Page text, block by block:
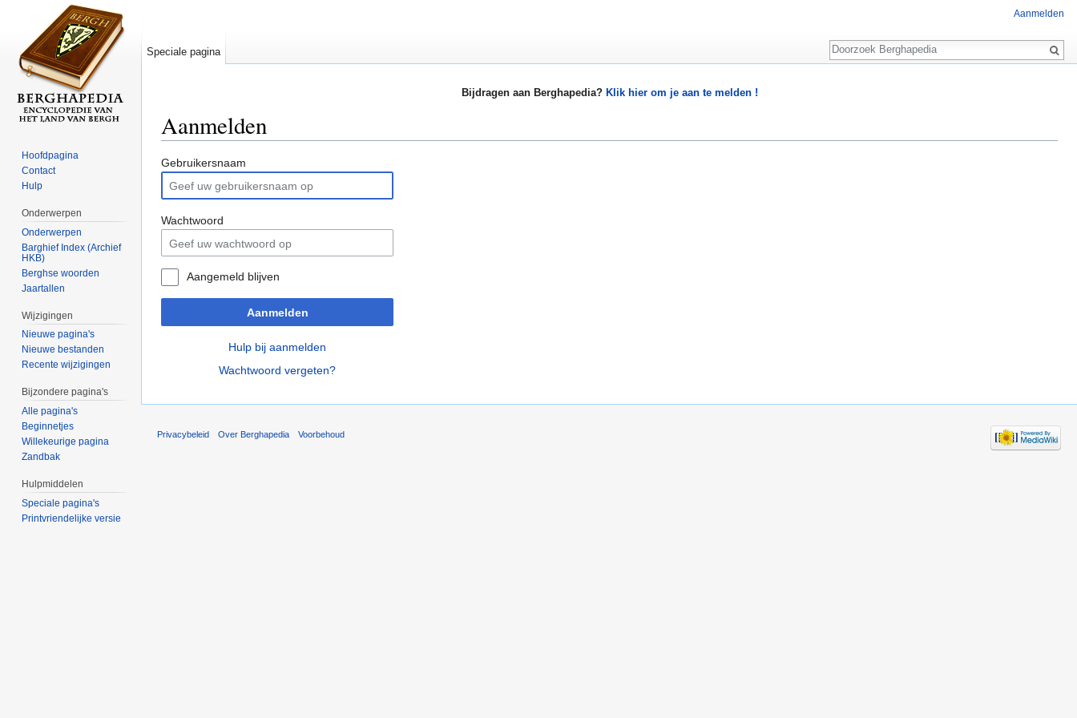
Bijdragen aan Berghapedia? Klik hier om je aan te melden !
Aanmelden
Gebruikersnaam
Wachtwoord
Aangemeld blijven
Aanmelden
Hulp bij aanmelden
Wachtwoord vergeten?
Aanmelden
Speciale pagina
Zoeken
Hoofdpagina
Contact
Hulp
Onderwerpen
Onderwerpen
Barghief Index (Archief
HKB)
Berghse woorden
Jaartallen
Wijzigingen
Nieuwe pagina's
Nieuwe bestanden
Recente wijzigingen
Bijzondere pagina's
Alle pagina's
Beginnetjes
Willekeurige pagina
Zandbak
Hulpmiddelen
Speciale pagina's
Printvriendelijke versie
Privacybeleid Over Berghapedia Voorbehoud